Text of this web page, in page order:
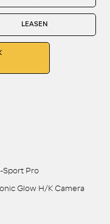
LEASEN
Sport Pro
Glow H/K Camera